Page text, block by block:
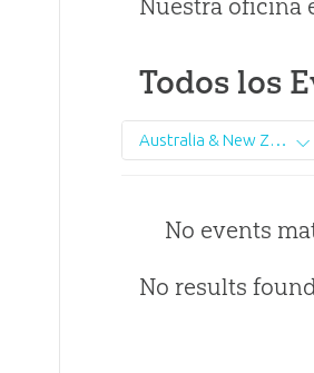
Nuestra oficina
Todos los
Australia & New Zealand
No events
No results